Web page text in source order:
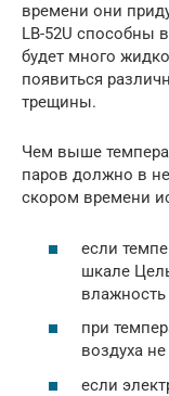
времени они
LB-52U способны
будет много
появиться
трещины.
Чем выше
паров должно в
скором времени
если
шкале
влажность
при
воздуха
если